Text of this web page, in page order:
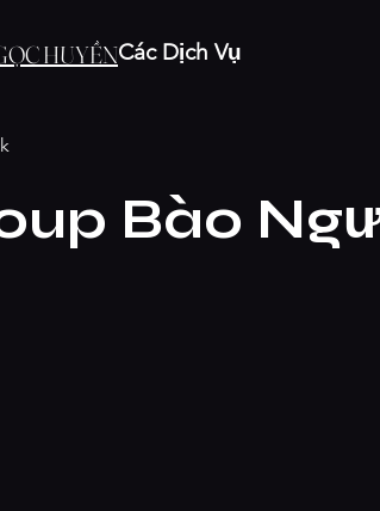
HUYỀNCác Dịch Vụ
Bào